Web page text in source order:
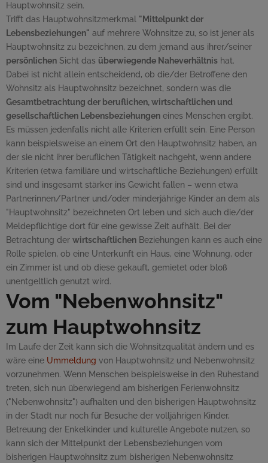
Hauptwohnsitz sein.
Trifft das Hauptwohnsitzmerkmal "Mittelpunkt der
Lebensbeziehungen" auf mehrere Wohnsitze zu, so ist jener als
Hauptwohnsitz zu bezeichnen, zu dem jemand aus ihrer/seiner
persönlichen Sicht das überwiegende Naheverhältnis hat.
Dabei ist nicht allein entscheidend, ob die/der Betroffene den
Wohnsitz als Hauptwohnsitz bezeichnet, sondern was die
Gesamtbetrachtung der beruflichen, wirtschaftlichen und
gesellschaftlichen Lebensbeziehungen eines Menschen ergibt.
Es müssen jedenfalls nicht alle Kriterien erfüllt sein. Eine Person
kann beispielsweise an einem Ort den Hauptwohnsitz haben, an
der sie nicht ihrer beruflichen Tätigkeit nachgeht, wenn andere
Kriterien (etwa familiäre und wirtschaftliche Beziehungen) erfüllt
sind und insgesamt stärker ins Gewicht fallen – wenn etwa
Partnerinnen/Partner und/oder minderjährige Kinder an dem als
"Hauptwohnsitz" bezeichneten Ort leben und sich auch die/der
Meldepflichtige dort für eine gewisse Zeit aufhält. Bei der
Betrachtung der wirtschaftlichen Beziehungen kann es auch eine
Rolle spielen, ob eine Unterkunft ein Haus, eine Wohnung, oder
ein Zimmer ist und ob diese gekauft, gemietet oder bloß
unentgeltlich genutzt wird.
Vom "Nebenwohnsitz"
zum Hauptwohnsitz
Im Laufe der Zeit kann sich die Wohnsitzqualität ändern und es
wäre eine Ummeldung von Hauptwohnsitz und Nebenwohnsitz
vorzunehmen. Wenn Menschen beispielsweise in den Ruhestand
treten, sich nun überwiegend am bisherigen Ferienwohnsitz
("Nebenwohnsitz") aufhalten und den bisherigen Hauptwohnsitz
in der Stadt nur noch für Besuche der volljährigen Kinder,
Betreuung der Enkelkinder und kulturelle Angebote nutzen, so
kann sich der Mittelpunkt der Lebensbeziehungen vom
bisherigen Hauptwohnsitz zum bisherigen Nebenwohnsitz